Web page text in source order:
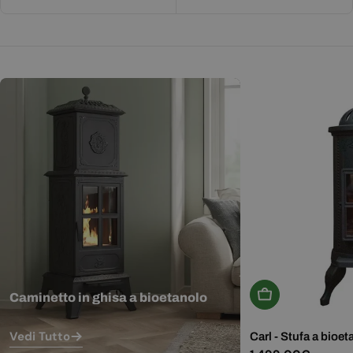
Caminetto in ghisa a bioetanolo
Vedi Tutto
Aggiungi Al
Carl - Stufa a